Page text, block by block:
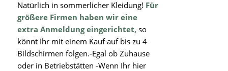
Natürlich in sommerlicher Kleidung! Für
größere Firmen haben wir eine
extra Anmeldung eingerichtet, so
könnt Ihr mit einem Kauf auf bis zu 4
Bildschirmen folgen.-Egal ob Zuhause
oder in Betriebstätten -Wenn Ihr hier